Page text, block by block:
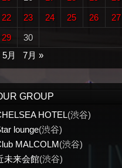
22
23 24 25 26 27
29
30
5月
7月 »
GROUP
HOTEL(渋谷)
lounge(渋谷)
MALCOLM(渋谷)
未来会館(渋谷)